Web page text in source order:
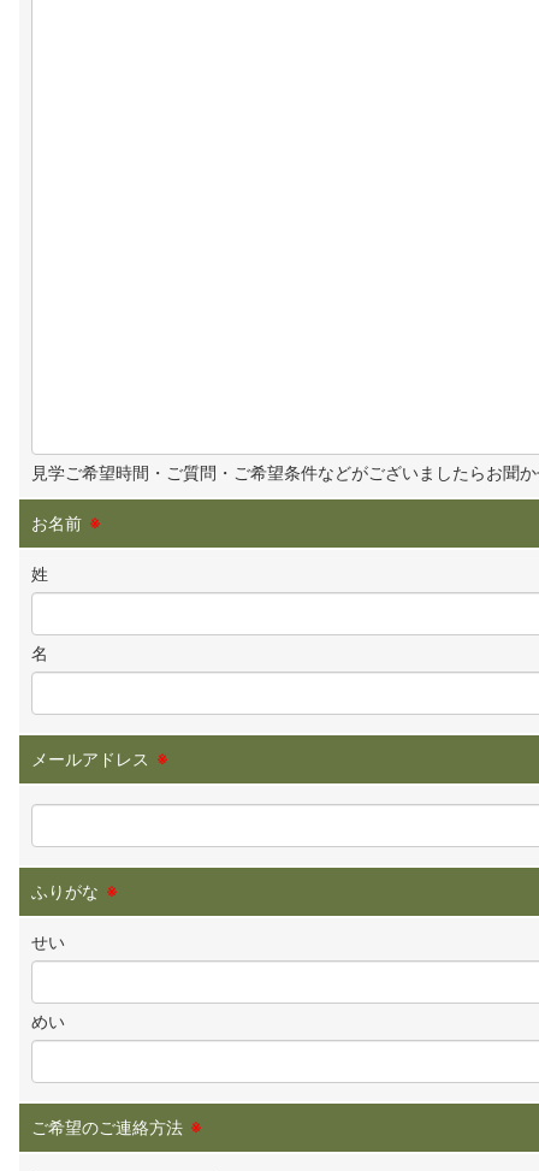
見学ご希望時間・ご質問・ご希望条件などがございましたらお聞
お名前 ※
姓
名
メールアドレス ※
ふりがな ※
せい
めい
ご希望のご連絡方法 ※